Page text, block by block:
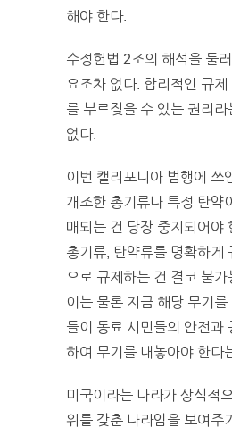
해야 한다.
수정헌법 2조의 해석을 둘
요조차 없다. 합리적인 규제
를 부르짖을 수 있는 권리라
없다.
이번 캘리포니아 범행에 쓰
개조한 총기류나 특정 탄약
매되는 건 당장 중지되어야
총기류, 탄약류를 명확하게
으로 규제하는 건 결코 불
이는 물론 지금 해당 무기를
들이 동료 시민들의 안전과
하여 무기를 내놓아야 한다
미국이라는 나라가 상식적
위를 갖춘 나라임을 보여주